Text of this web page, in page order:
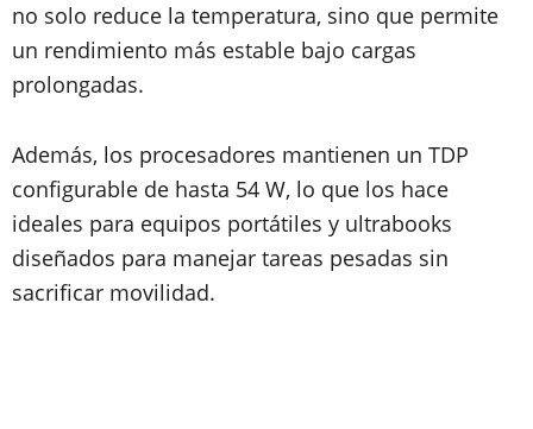
no solo reduce la temperatura, sino que permite
un rendimiento más estable bajo cargas
prolongadas.
Además, los procesadores mantienen un TDP
configurable de hasta 54 W, lo que los hace
ideales para equipos portátiles y ultrabooks
diseñados para manejar tareas pesadas sin
sacrificar movilidad.